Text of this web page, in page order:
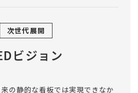
次世代展開
ビジョン
の静的な看板では実現できなか